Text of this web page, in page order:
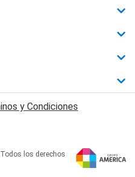
y Condiciones
los derechos